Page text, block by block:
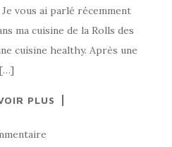
vous ai parlé récemment
ma cuisine de la Rolls des
cuisine healthy. Après une
PLUS